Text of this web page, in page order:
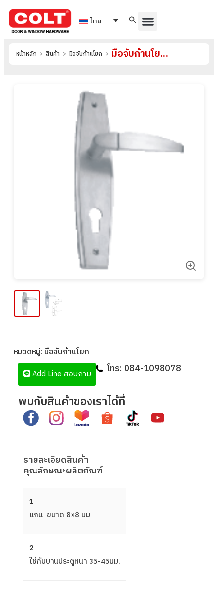
ไทย
หน้าหลัก > สินค้า > มือจับก้านโยก > มือจับก้านโยกแบบมีเพลท-สแตนเลส รุ่น QS006120-150
หมวดหมู่: มือจับก้านโยก
Add Line สอบถาม
โทร: 084-1098078
พบกับสินค้าของเราได้ที่
รายละเอียดสินค้า
คุณลักษณะผลิตภัณฑ์
1
แกน ขนาด 8×8 มม.
2
ใช้กับบานประตูหนา 35-45มม.